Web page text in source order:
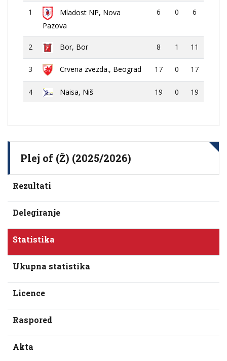
1
Mladost NP, Nova
Pazova
6 0 6
2 Bor, Bor 8 1 11
3 Crvena zvezda., Beograd 17 0 17
4 Naisa, Niš 19 0 19
Plej of (Ž) (2025/2026)
Rezultati
Delegiranje
Statistika
Ukupna statistika
Licence
Raspored
Akta